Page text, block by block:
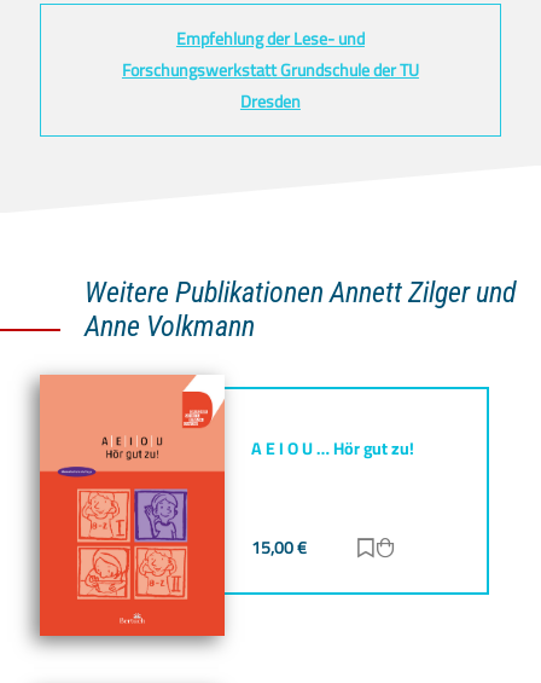
Empfehlung der Lese- und
Forschungswerkstatt Grundschule der TU
Dresden
Weitere Publikationen Annett Zilger und
Anne Volkmann
A E I O U … Hör gut zu!
15,00€ Zur Merkliste